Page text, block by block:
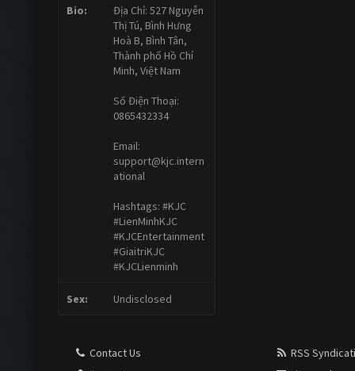
Bio:
Địa Chỉ: 527 Nguyễn
Thị Tú, Bình Hưng
Hoà B, Bình Tân,
Thành phố Hồ Chí
Minh, Việt Nam
Số Điện Thoại:
0865432334
Email:
support@kjc.intern
ational
Hashtags: #KJC
#LienMinhKJC
#KJCEntertainment
#GiaitriKJC
#KJCLienminh
Sex: Undisclosed
Contact Us
RSS